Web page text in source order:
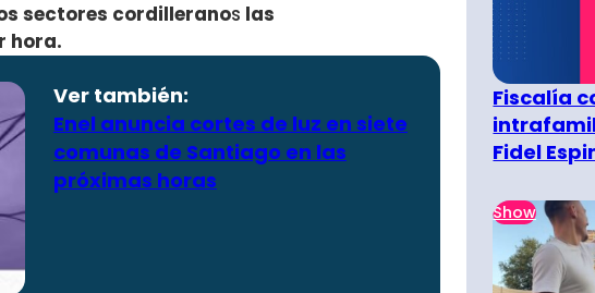
sectores cordilleranos las
hora.
Ver también:
Enel anuncia cortes de luz en siete
comunas de Santiago en las
próximas horas
Fiscalía
Fidel
Show